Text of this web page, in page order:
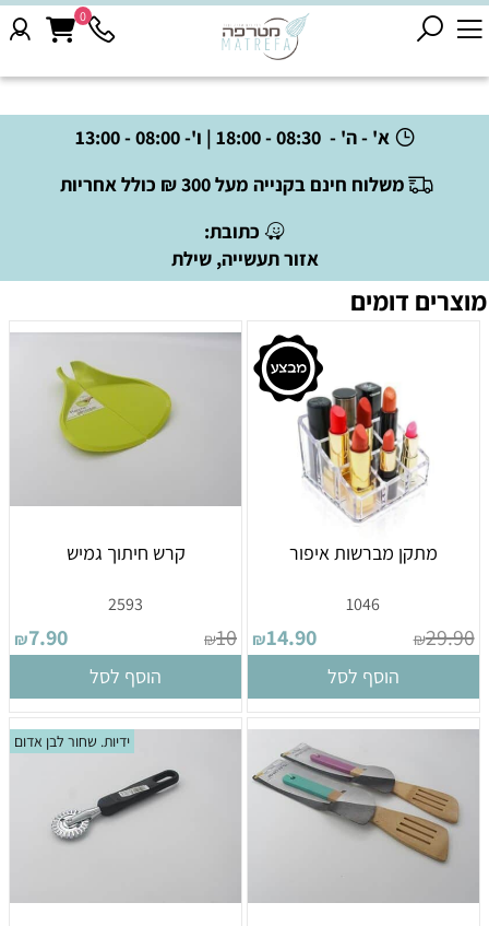
א' - ה' - 08:30 - 18:00 | ו'- 08:00 - 13:00
משלוח חינם בקנייה מעל 300 ₪ כולל אחריות
כתובת:
אזור תעשייה, שילת
0
מוצרים דומים
מתקן מברשות איפור
1046
₪29.90
₪14.90
הוסף לסל
קרש חיתוך גמיש
2593
₪10
₪7.90
הוסף לסל
ידיות. שחור לבן אדום